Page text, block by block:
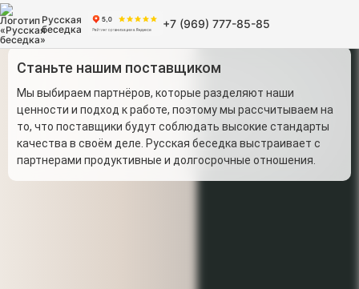
Русская
беседка
+7 (969) 777-85-85
Станьте нашим поставщиком
Мы выбираем партнёров, которые разделяют наши
ценности и подход к работе, поэтому мы рассчитываем на
то, что поставщики будут соблюдать высокие стандарты
качества в своём деле. Русская беседка выстраивает с
партнерами продуктивные и долгосрочные отношения.